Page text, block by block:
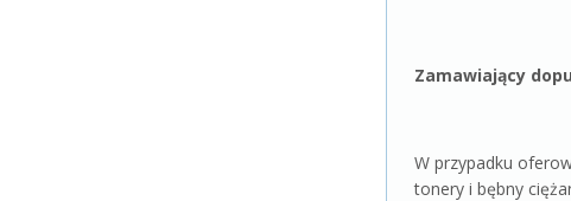
Zamawiający
W przypadku
tonery i bębny